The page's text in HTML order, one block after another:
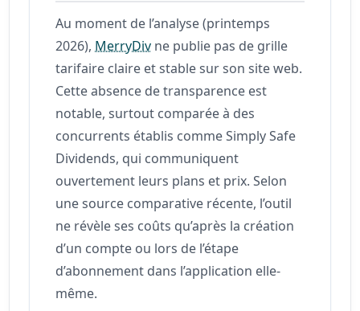
Au moment de l’analyse (printemps
2026), MerryDiv ne publie pas de grille
tarifaire claire et stable sur son site web.
Cette absence de transparence est
notable, surtout comparée à des
concurrents établis comme Simply Safe
Dividends, qui communiquent
ouvertement leurs plans et prix. Selon
une source comparative récente, l’outil
ne révèle ses coûts qu’après la création
d’un compte ou lors de l’étape
d’abonnement dans l’application elle-
même.